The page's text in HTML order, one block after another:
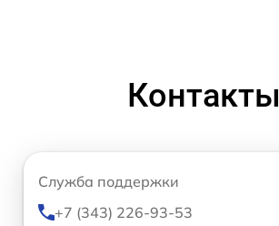
Контакты
Служба поддержки
+7 (343) 226-93-53